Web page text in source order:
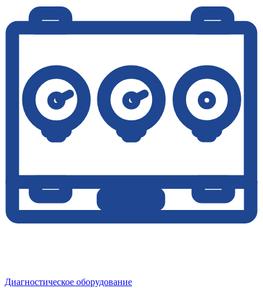
Диагностическое оборудование